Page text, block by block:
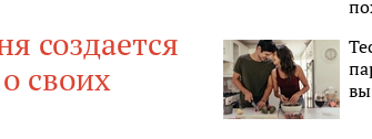
создается
своих
вы